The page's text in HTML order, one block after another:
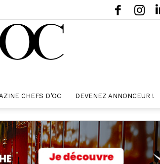
CHEFS D’OC DEVENEZ ANNONCEUR !